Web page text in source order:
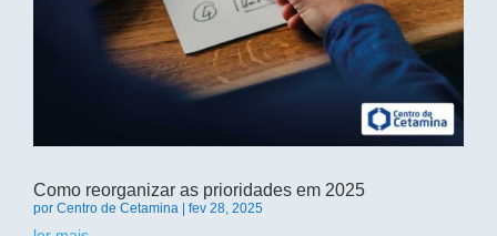
Como reorganizar as prioridades em 2025
por Centro de Cetamina fev 28, 2025